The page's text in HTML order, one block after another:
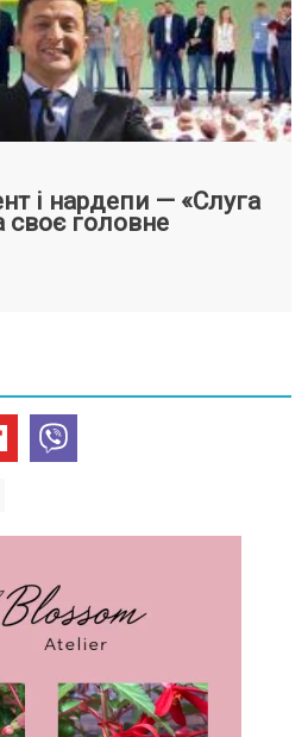
і нардепи — «Слуга
своє головне